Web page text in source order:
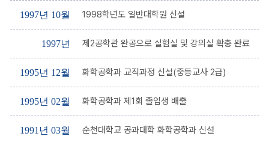
1997년 10월 1998학년도 일반대학원 신설
1997년 제2공학관 완공으로 실험실 및 강의실 확충 완료
1995년 12월 화학공학과 교직과정 신설(중등교사 2급)
1995년 02월 화학공학과 제1회 졸업생 배출
1991년 03월 순천대학교 공과대학 화학공학과 신설